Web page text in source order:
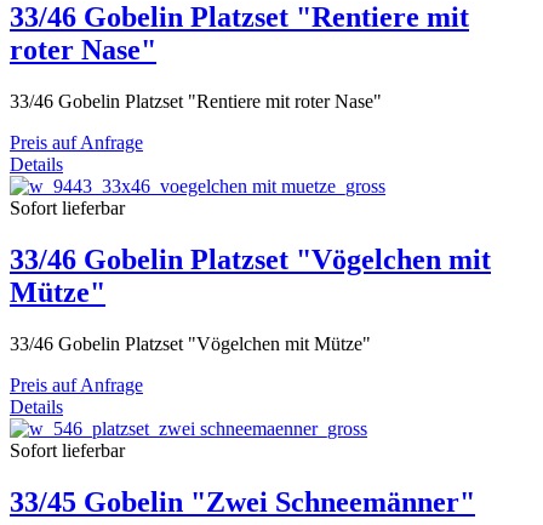
33/46 Gobelin Platzset "Rentiere mit
roter Nase"
33/46 Gobelin Platzset "Rentiere mit roter Nase"
Preis auf Anfrage
Details
Sofort lieferbar
33/46 Gobelin Platzset "Vögelchen mit
Mütze"
33/46 Gobelin Platzset "Vögelchen mit Mütze"
Preis auf Anfrage
Details
Sofort lieferbar
33/45 Gobelin "Zwei Schneemänner"